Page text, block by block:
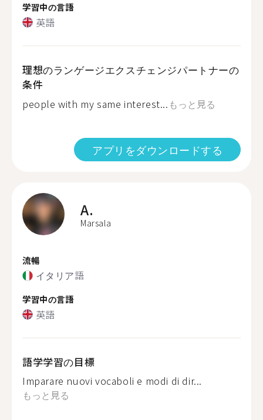
学習中の言語
英語
理想のランゲージエクスチェンジパートナーの
条件
people with my same interest... もっと見る
アプリをダウンロードする
A.
Marsala
流暢
イタリア語
学習中の言語
英語
語学学習の目標
Imparare nuovi vocaboli e modi di dir...
もっと見る